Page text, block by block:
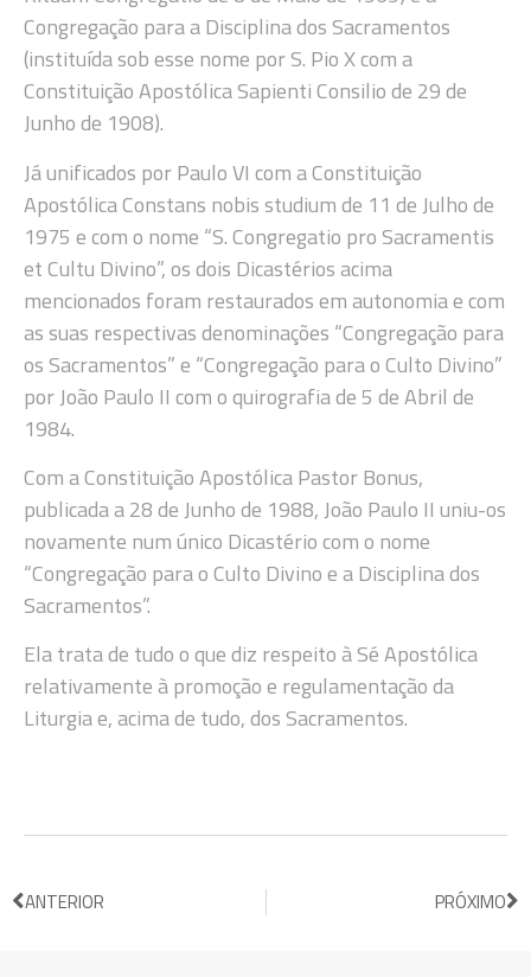
Congregação para a Disciplina dos Sacramentos
(instituída sob esse nome por S. Pio X com a
Constituição Apostólica Sapienti Consilio de 29 de
Junho de 1908).
Já unificados por Paulo VI com a Constituição
Apostólica Constans nobis studium de 11 de Julho de
1975 e com o nome “S. Congregatio pro Sacramentis
et Cultu Divino”, os dois Dicastérios acima
mencionados foram restaurados em autonomia e com
as suas respectivas denominações “Congregação para
os Sacramentos” e “Congregação para o Culto Divino”
por João Paulo II com o quirografia de 5 de Abril de
1984.
Com a Constituição Apostólica Pastor Bonus,
publicada a 28 de Junho de 1988, João Paulo II uniu-os
novamente num único Dicastério com o nome
“Congregação para o Culto Divino e a Disciplina dos
Sacramentos”.
Ela trata de tudo o que diz respeito à Sé Apostólica
relativamente à promoção e regulamentação da
Liturgia e, acima de tudo, dos Sacramentos.
ANTERIOR PRÓXIMO